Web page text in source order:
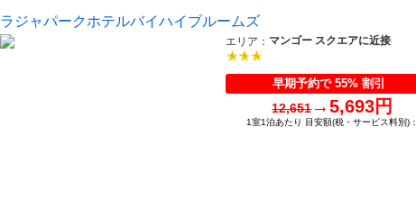
ラジャパークホテルバイハイブルームズ
エリア： マンゴー スクエアに近接
早期予約で 55% 割引
12,651→5,693円
1室1泊あたり 目安額(税・サービス料別)：